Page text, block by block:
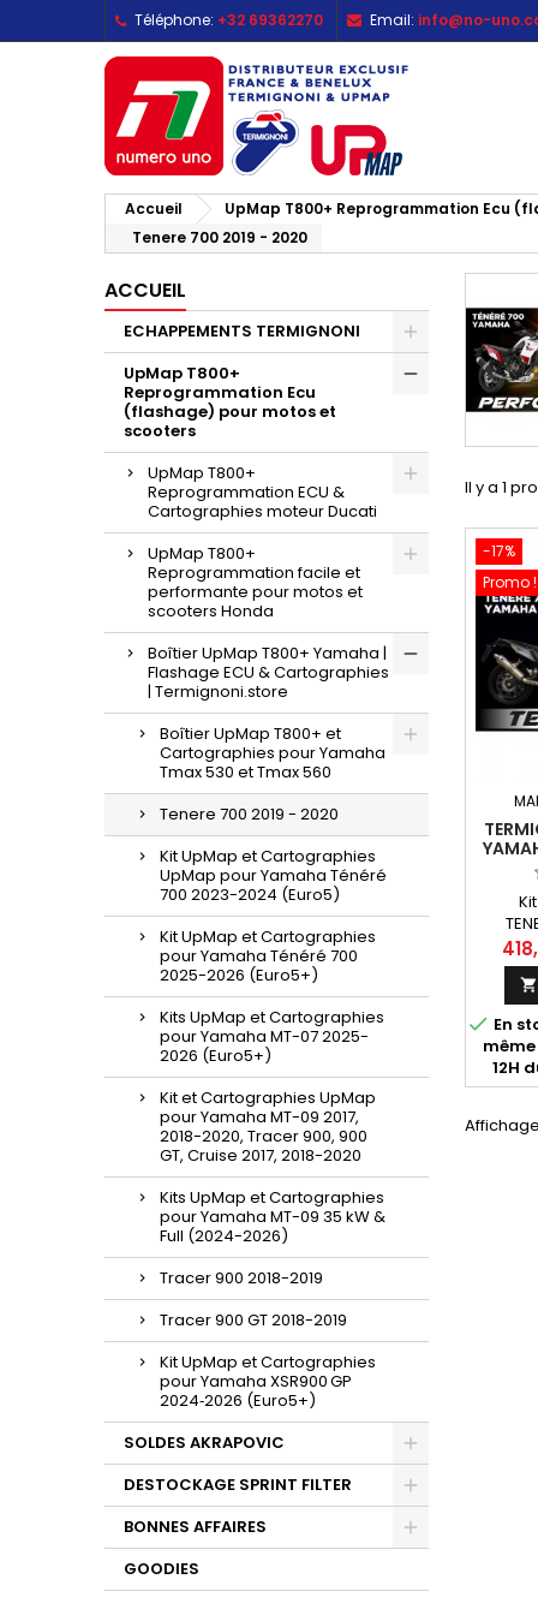
Téléphone: +32 69362270 Email: info@no-
Accueil UpMap T800+ Reprogrammation Ecu
Tenere 700 2019 - 2020
ACCUEIL
ECHAPPEMENTS TERMIGNONI
UpMap T800+
Reprogrammation Ecu
(flashage) pour motos et
scooters
UpMap T800+
Reprogrammation ECU &
Cartographies moteur Ducati
UpMap T800+
Reprogrammation facile et
performante pour motos et
scooters Honda
Boîtier UpMap T800+ Yamaha |
Flashage ECU & Cartographies
| Termignoni.store
Boîtier UpMap T800+ et
Cartographies pour Yamaha
Tmax 530 et Tmax 560
Tenere 700 2019 - 2020
Kit UpMap et Cartographies
UpMap pour Yamaha Ténéré
700 2023-2024 (Euro5)
Kit UpMap et Cartographies
pour Yamaha Ténéré 700
2025-2026 (Euro5+)
Kits UpMap et Cartographies
pour Yamaha MT-07 2025-
2026 (Euro5+)
Kit et Cartographies UpMap
pour Yamaha MT-09 2017,
2018-2020, Tracer 900, 900
GT, Cruise 2017, 2018-2020
Kits UpMap et Cartographies
pour Yamaha MT-09 35 kW &
Full (2024-2026)
Tracer 900 2018-2019
Tracer 900 GT 2018-2019
Kit UpMap et Cartographies
pour Yamaha XSR900 GP
2024‑2026 (Euro5+)
SOLDES AKRAPOVIC
DESTOCKAGE SPRINT FILTER
BONNES AFFAIRES
GOODIES
Il y a 1
-17%
Promo !
la
lignes
sans

 En
12H